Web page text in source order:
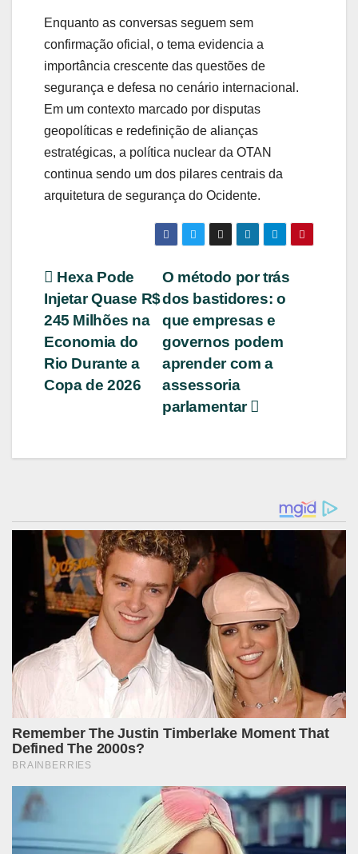
Enquanto as conversas seguem sem
confirmação oficial, o tema evidencia a
importância crescente das questões de
segurança e defesa no cenário internacional.
Em um contexto marcado por disputas
geopolíticas e redefinição de alianças
estratégicas, a política nuclear da OTAN
continua sendo um dos pilares centrais da
arquitetura de segurança do Ocidente.
Navegação
de
Post
O método por trás
dos bastidores: o
que empresas e
governos podem
aprender com a
assessoria
parlamentar
Hexa Pode
Injetar Quase R$
245 Milhões na
Economia do
Rio Durante a
Copa de 2026